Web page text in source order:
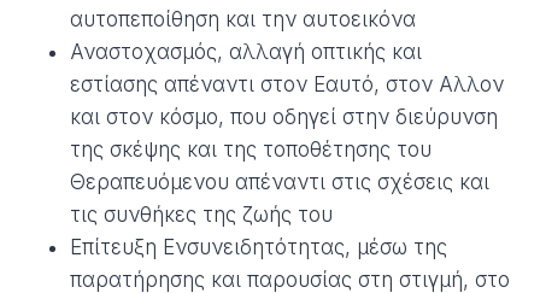
αυτοπεποίθηση και την αυτοεικόνα
Αναστοχασμός, αλλαγή οπτικής και
εστίασης απέναντι στον Εαυτό, στον Αλλον
και στον κόσμο, που οδηγεί στην διεύρυνση
της σκέψης και της τοποθέτησης του
Θεραπευόμενου απέναντι στις σχέσεις και
τις συνθήκες της ζωής του
Επίτευξη Ενσυνειδητότητας, μέσω της
παρατήρησης και παρουσίας στη στιγμή, στο